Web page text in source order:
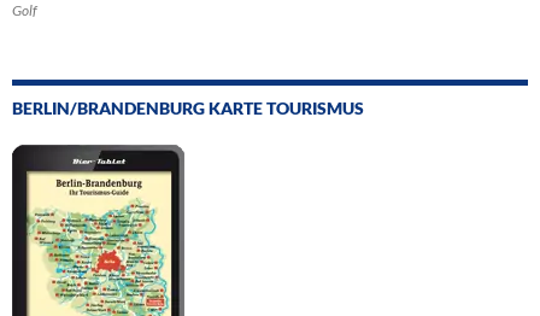
Golf
BERLIN/BRANDENBURG KARTE TOURISMUS